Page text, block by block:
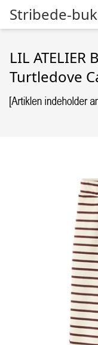
Stribede-
LIL
Turtledove